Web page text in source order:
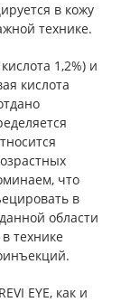
в кожу
технике.
1,2%) и
кислота
что
в
области
технике
EYE, как и